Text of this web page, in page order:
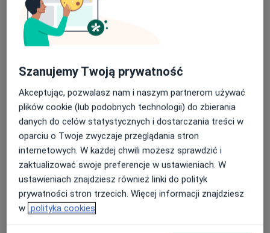
Umów
200 zł
Szczegółykonsultacja laryngologiczna
Umów
Konsultacja ortopedyczna
250 zł
Szczegółykonsultacja ortopedyczna
Umów
Szanujemy Twoją prywatność
Akceptując, pozwalasz nam i naszym partnerom używać
plików cookie (lub podobnych technologii) do zbierania
danych do celów statystycznych i dostarczania treści w
oparciu o Twoje zwyczaje przeglądania stron
internetowych. W każdej chwili możesz sprawdzić i
zaktualizować swoje preferencje w ustawieniach. W
ustawieniach znajdziesz również linki do polityk
prywatności stron trzecich. Więcej informacji znajdziesz
w polityka cookies